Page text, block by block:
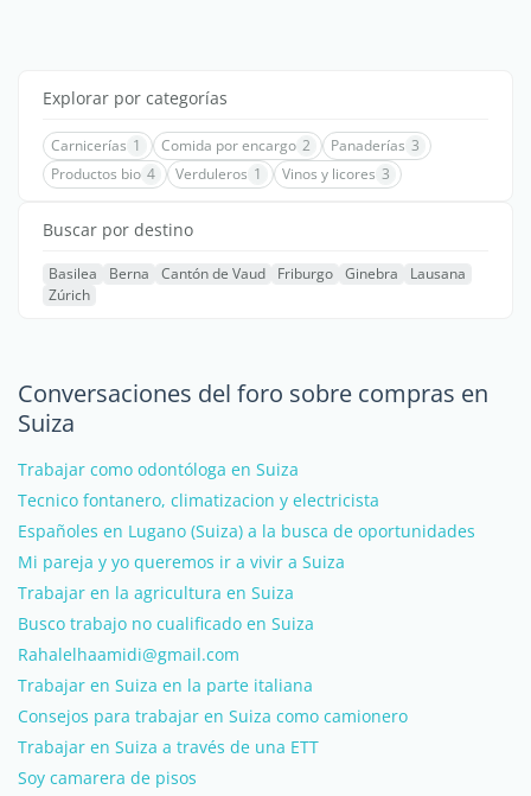
Explorar por categorías
Carnicerías 1 Comida por encargo 2 Panaderías 3
Productos bio 4 Verduleros 1 Vinos y licores 3
Buscar por destino
Basilea Berna Cantón de Vaud Friburgo Ginebra
Lausana
Zúrich
Conversaciones del foro sobre compras en
Suiza
Trabajar como odontóloga en Suiza
Tecnico fontanero, climatizacion y electricista
Españoles en Lugano (Suiza) a la busca de oportunidades
Mi pareja y yo queremos ir a vivir a Suiza
Trabajar en la agricultura en Suiza
Busco trabajo no cualificado en Suiza
Rahalelhaamidi@gmail.com
Trabajar en Suiza en la parte italiana
Consejos para trabajar en Suiza como camionero
Trabajar en Suiza a través de una ETT
Soy camarera de pisos